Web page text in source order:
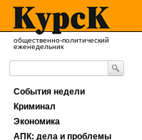
общественно-политический
еженедельник
События недели
Криминал
Экономика
АПК: дела и проблемы